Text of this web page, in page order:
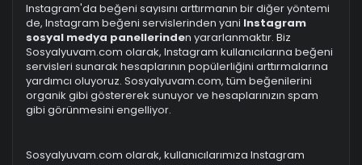
Instagram'da beğeni sayısını arttırmanın bir diğer yöntemi
de, Instagram beğeni servislerinden yani Instagram
sosyal medya panellerinden yararlanmaktır. Biz
Sosyalyuvam.com olarak, Instagram kullanıcılarına beğeni
servisleri sunarak hesaplarının popülerliğini arttırmalarına
yardımcı oluyoruz. Sosyalyuvam.com, tüm beğenilerini
organik gibi göstererek sunuyor ve hesaplarınızın spam
gibi görünmesini engelliyor.
Sosyalyuvam.com olarak, kullanıcılarımıza Instagram